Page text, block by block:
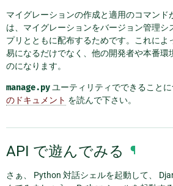
マイグレーションの作成と適用のコマンド
は、マイグレーションをバージョン管理シ
プリとともに配布するためです。これによ
易になるだけでなく、他の開発者や本番環
のになります。
manage.pyユーティリティでできること
のドキュメント を読んで下さい。
API で遊んでみる ¶
さぁ、 Python 対話シェルを起動して、